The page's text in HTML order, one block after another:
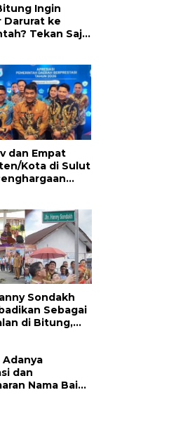
Ingin
Darurat ke
Tekan Saja
dan Empat
Kota di Sulut
Sondakh
Sebagai
di Bitung,
Adanya
dan
Nama Baik,